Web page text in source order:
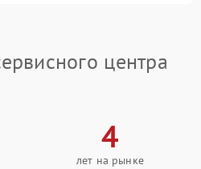
центра
4
лет на рынке